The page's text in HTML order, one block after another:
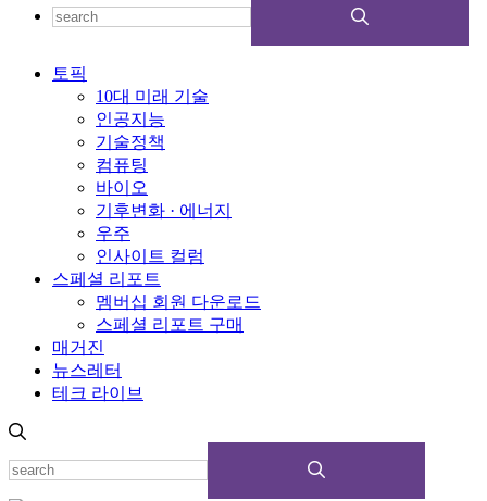
토픽
10대 미래 기술
인공지능
기술정책
컴퓨팅
바이오
기후변화 · 에너지
우주
인사이트 컬럼
스페셜 리포트
멤버십 회원 다운로드
스페셜 리포트 구매
매거진
뉴스레터
테크 라이브